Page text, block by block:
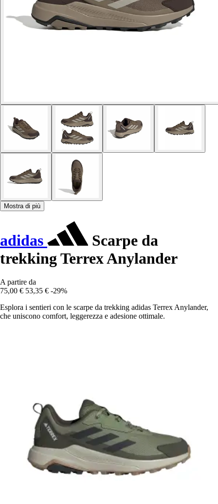
Mostra di più
adidas
Scarpe da
trekking Terrex Anylander
A partire da
75,00 € 53,35 € -29%
Esplora i sentieri con le scarpe da trekking adidas Terrex Anylander,
che uniscono comfort, leggerezza e adesione ottimale.